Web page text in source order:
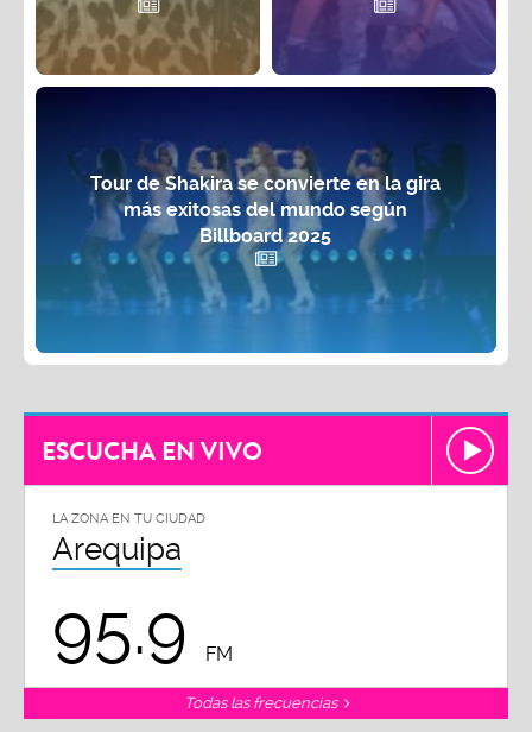
Tour de Shakira se convierte en la gira
más exitosas del mundo según
Billboard 2025
ESCUCHA EN VIVO
LA ZONA EN TU CIUDAD
Arequipa
95.9 FM
Todas las frecuencias